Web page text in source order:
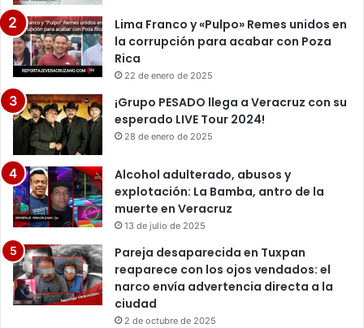
Lima Franco y «Pulpo» Remes unidos en
la corrupción para acabar con Poza
Rica
22 de enero de 2025
¡Grupo PESADO llega a Veracruz con su
esperado LIVE Tour 2024!
28 de enero de 2025
Alcohol adulterado, abusos y
explotación: La Bamba, antro de la
muerte en Veracruz
13 de julio de 2025
Pareja desaparecida en Tuxpan
reaparece con los ojos vendados: el
narco envía advertencia directa a la
ciudad
2 de octubre de 2025